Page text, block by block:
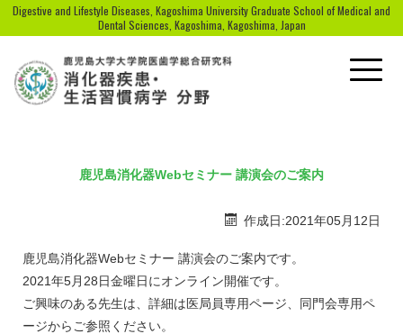
Digestive and Lifestyle Diseases, Kagoshima University Graduate School of Medical and
Dental Sciences, Kagoshima, Kagoshima, Japan
Toggle
鹿児島消化器Webセミナー 講演会のご案内
作成日:2021年05月12日
鹿児島消化器Webセミナー 講演会のご案内です。
2021年5月28日金曜日にオンライン開催です。
ご興味のある先生は、詳細は医局員専用ページ、同門会専用ペ
ージからご参照ください。